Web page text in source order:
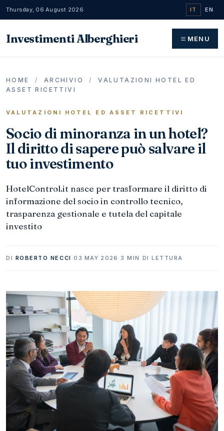
Thursday, 06 August 2026 IT EN
Investimenti Alberghieri MENU
HOME / ARCHIVIO /
VALUTAZIONI HOTEL ED
ASSET RICETTIVI
VALUTAZIONI HOTEL ED ASSET RICETTIVI
Socio di minoranza in un hotel?
Il diritto di sapere può salvare il
tuo investimento
HotelControl.it nasce per trasformare il diritto di
informazione del socio in controllo tecnico,
trasparenza gestionale e tutela del capitale
investito
DI ROBERTO NECCI ·03 MAY 2026 ·3 MIN DI LETTURA